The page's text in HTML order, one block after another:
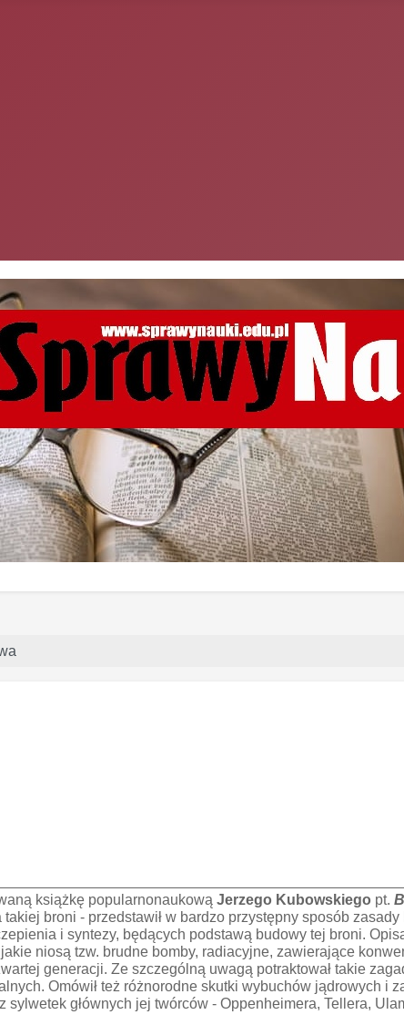
książkę popularnonaukową Jerzego Kubowskiego pt.
broni - przedstawił w bardzo przystępny sposób
i syntezy, będących podstawą budowy tej broni.
niosą tzw. brudne bomby, radiacyjne, zawierające
generacji. Ze szczególną uwagą potraktował takie
Omówił też różnorodne skutki wybuchów jądrowych i
głównych jej twórców - Oppenheimera, Tellera,